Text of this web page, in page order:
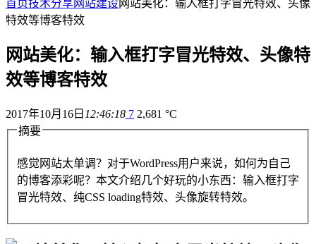
首页技术分享网站建设网站美化：输入框打字冒光特效、头像
特效等博客特效
网站美化：输入框打字冒光特效、头像特
效等博客特效
2017年10月16日 12:46:18 7 2,681 °C
摘要
感觉网站太单调？对于WordPress用户来说，如何为自己
的博客添彩呢？本文介绍几个好玩的小东西：输入框打字
冒光特效、纯CSS loading特效、头像旋转特效。